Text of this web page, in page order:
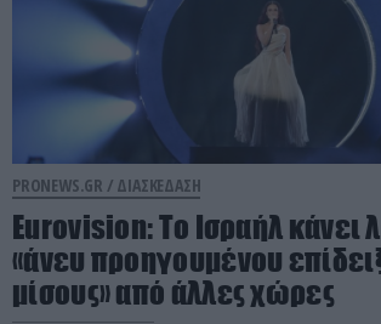
PRONEWS.GR / ΔΙΑΣΚΕΔΑΣΗ
Eurovision: Το Ισραήλ κάνει
«άνευ προηγουμένου
μίσους» από άλλες χώρες